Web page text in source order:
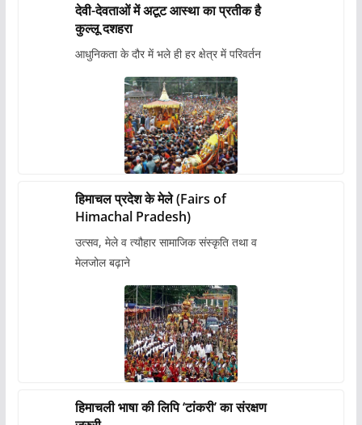
देवी-देवताओं में अटूट आस्था का प्रतीक है
कुल्लू दशहरा
आधुनिकता के दौर में भले ही हर क्षेत्र में परिवर्तन
हिमाचल प्रदेश के मेले (Fairs of
Himachal Pradesh)
उत्सव, मेले व त्यौहार सामाजिक संस्कृति तथा व
मेलजोल बढ़ाने
हिमाचली भाषा की लिपि ‘टांकरी’ का संरक्षण